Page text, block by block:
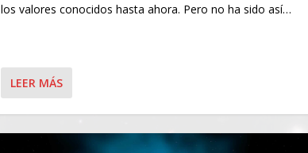
los valores conocidos hasta ahora. Pero no ha sido así…
LEER MÁS